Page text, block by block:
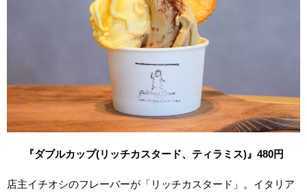
『ダブルカップ(リッチカスタード、ティラミス)』480円
店主イチオシのフレーバーが「リッチカスタード」。イタリア